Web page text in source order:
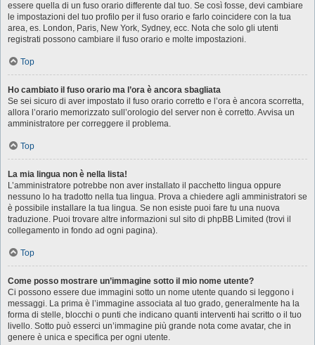
essere quella di un fuso orario differente dal tuo. Se così fosse, devi cambiare
le impostazioni del tuo profilo per il fuso orario e farlo coincidere con la tua
area, es. London, Paris, New York, Sydney, ecc. Nota che solo gli utenti
registrati possono cambiare il fuso orario e molte impostazioni.
Top
Ho cambiato il fuso orario ma l’ora è ancora sbagliata
Se sei sicuro di aver impostato il fuso orario corretto e l’ora è ancora scorretta,
allora l’orario memorizzato sull’orologio del server non è corretto. Avvisa un
amministratore per correggere il problema.
Top
La mia lingua non è nella lista!
L’amministratore potrebbe non aver installato il pacchetto lingua oppure
nessuno lo ha tradotto nella tua lingua. Prova a chiedere agli amministratori se
è possibile installare la tua lingua. Se non esiste puoi fare tu una nuova
traduzione. Puoi trovare altre informazioni sul sito di phpBB Limited (trovi il
collegamento in fondo ad ogni pagina).
Top
Come posso mostrare un’immagine sotto il mio nome utente?
Ci possono essere due immagini sotto un nome utente quando si leggono i
messaggi. La prima è l’immagine associata al tuo grado, generalmente ha la
forma di stelle, blocchi o punti che indicano quanti interventi hai scritto o il tuo
livello. Sotto può esserci un’immagine più grande nota come avatar, che in
genere è unica e specifica per ogni utente.